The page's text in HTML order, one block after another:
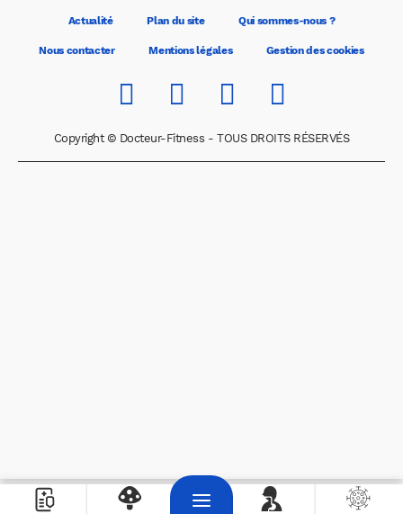
Actualité Plan du site Qui sommes-nous ?
Nous contacter Mentions légales Gestion des cookies
Copyright © Docteur-Fitness - TOUS DROITS RÉSERVÉS